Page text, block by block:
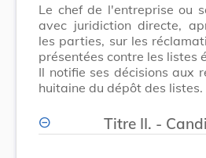
Le chef de l'entreprise ou
avec juridiction directe,
les parties, sur les
présentées contre les listes
Il notifie ses décisions aux
huitaine du dépôt des listes.
Titre II. -